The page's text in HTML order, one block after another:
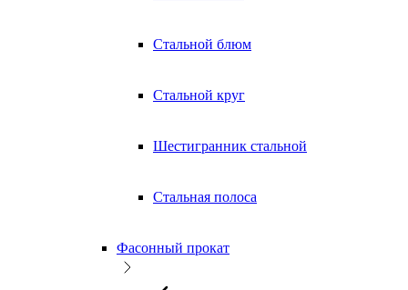
Стальной блюм
Стальной круг
Шестигранник стальной
Стальная полоса
Фасонный прокат